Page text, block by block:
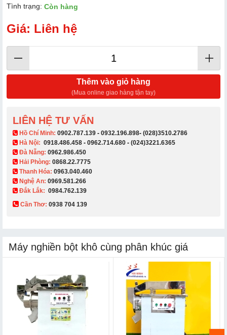
Tình trạng: Còn hàng
Giá: Liên hệ
Thêm vào giỏ hàng
(Mua online giao hàng tận tay)
LIÊN HỆ TƯ VẤN
​ Hồ Chí Minh: 0902.787.139 - 0932.196.898- (028)3510.2786
Hà Nội: 0918.486.458 - 0962.714.680 - (024)3221.6365
Đà Nẵng: 0962.986.450
Hải Phòng: 0868.22.7775
Thanh Hóa: 0963.040.460
Nghệ An: 0969.581.266
Đắk Lắk: 0984.762.139
Cần Thơ: 0938 704 139​
Máy nghiền bột khô cùng phân khúc giá